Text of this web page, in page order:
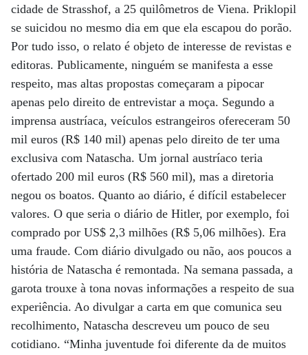
cidade de Strasshof, a 25 quilômetros de Viena. Priklopil
se suicidou no mesmo dia em que ela escapou do porão.
Por tudo isso, o relato é objeto de interesse de revistas e
editoras. Publicamente, ninguém se manifesta a esse
respeito, mas altas propostas começaram a pipocar
apenas pelo direito de entrevistar a moça. Segundo a
imprensa austríaca, veículos estrangeiros ofereceram 50
mil euros (R$ 140 mil) apenas pelo direito de ter uma
exclusiva com Natascha. Um jornal austríaco teria
ofertado 200 mil euros (R$ 560 mil), mas a diretoria
negou os boatos. Quanto ao diário, é difícil estabelecer
valores. O que seria o diário de Hitler, por exemplo, foi
comprado por US$ 2,3 milhões (R$ 5,06 milhões). Era
uma fraude. Com diário divulgado ou não, aos poucos a
história de Natascha é remontada. Na semana passada, a
garota trouxe à tona novas informações a respeito de sua
experiência. Ao divulgar a carta em que comunica seu
recolhimento, Natascha descreveu um pouco de seu
cotidiano. “Minha juventude foi diferente da de muitos